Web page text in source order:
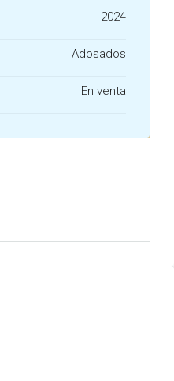
2024
Adosados
En venta